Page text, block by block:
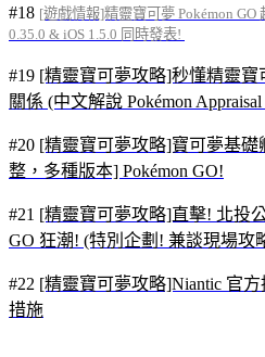
#18 [遊戲情報]精靈寶可夢 Pokémon
0.35.0 & iOS 1.5.0 同時發表!
#19 [精靈寶可夢攻略]秒懂精靈
關係 (中文解說 Pokémon
#20 [精靈寶可夢攻略]寶可夢基
整，多種版本] Pokémon GO!
#21 [精靈寶可夢攻略]直擊! 北投
GO 狂潮! (特別企劃! 兼談現場攻
#22 [精靈寶可夢攻略]Niantic 官
措施